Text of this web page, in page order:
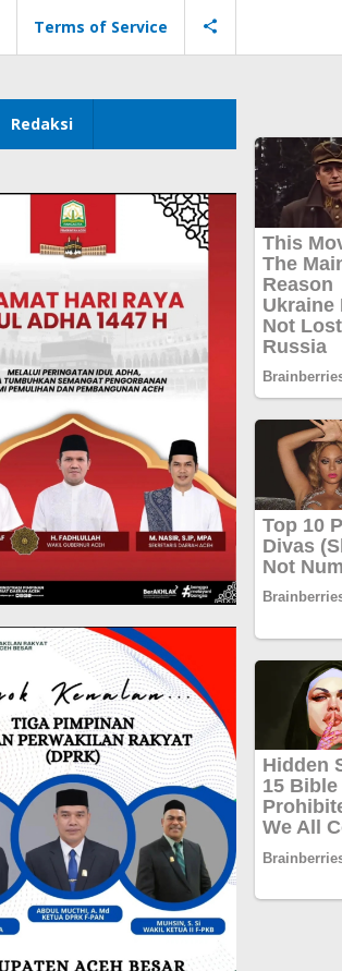
Terms of Service
Redaksi